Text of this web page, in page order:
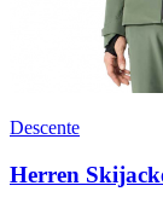
Descente
Herren